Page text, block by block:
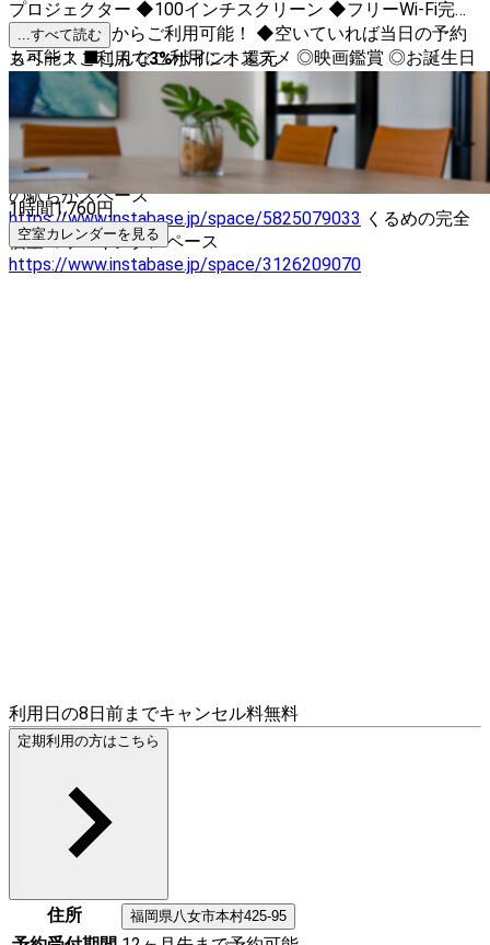
プロジェクター ◆100インチスクリーン ◆フリーWi-Fi完
備！ ◆1時間からご利用可能！ ◆空いていれば当日の予約
も可能！ ■こんなご利用にオススメ ◎映画鑑賞 ◎お誕生日
会 ◎推し会 ◎飲み会 ◎zoom会議 ◎ワークスペース ◎ミー
ティングルーム ◎楽器演奏 スペース内にハンドソープ、ハ
ンドジェルを常備しているので、 ご自由にお使いください
ませ。 他に3店舗運営しています！ 八女のもっと大きなス
ペースhttps://www.instabase.jp/space/8824849780くるめ
の駅ちかスペース
https://www.instabase.jp/space/5825079033
個室コワーキングスペース
https://www.instabase.jp/space/3126209070
...すべて読む
スペースご利用で3%ポイント還元
1時間1,760円
空室カレンダーを見る
利用日の8日前までキャンセル料無料
定期利用の方はこちら
住所 福岡県八女市本村425-95